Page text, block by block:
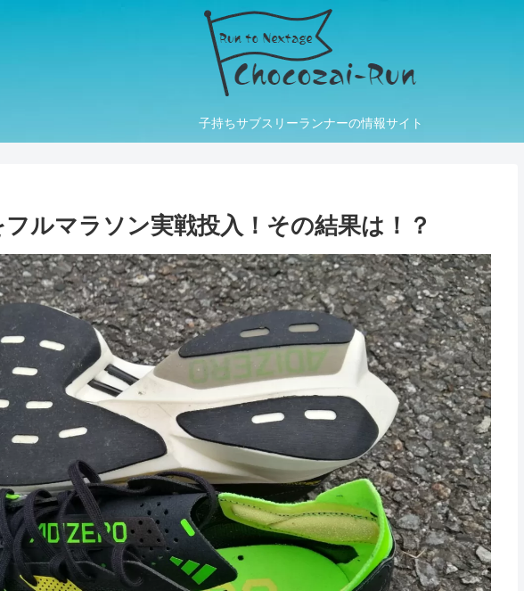
子持ちサブスリーランナーの情報サイト
ルマラソン実戦投入！その結果は！？